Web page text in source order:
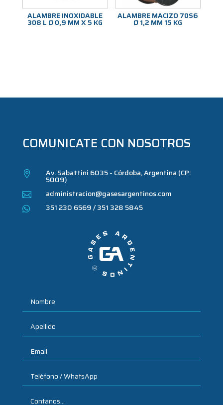
ALAMBRE INOXIDABLE
308 L Ø 0,9 MM X 5 KG
ALAMBRE MACIZO 70S6
Ø 1,2 MM 15 KG
COMUNICATE CON NOSOTROS
 Av. Sabattini 6035 - Córdoba, Argentina (CP:
5009)
 administracion@gasesargentinos.com
 351 230 6569 / 351 328 5845